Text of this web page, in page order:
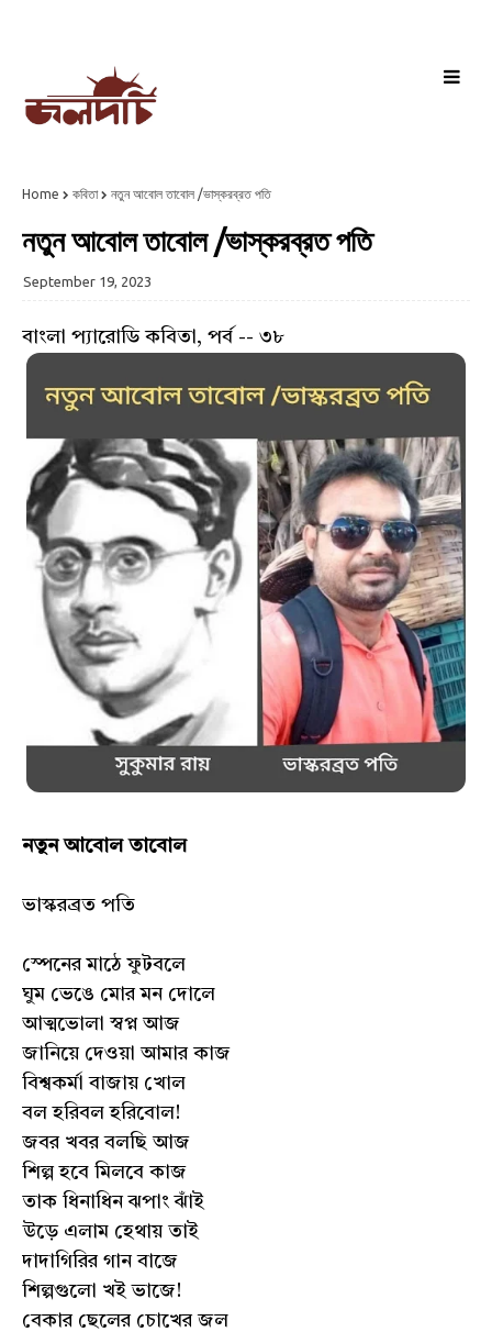
Home কবিতা নতুন আবোল তাবোল /ভাস্করব্রত পতি
নতুন আবোল তাবোল /ভাস্করব্রত পতি
September 19, 2023
বাংলা প্যারোডি কবিতা, পর্ব -- ৩৮
নতুন আবোল তাবোল
ভাস্করব্রত পতি
স্পেনের মাঠে ফুটবলে
ঘুম ভেঙে মোর মন দোলে
আত্মভোলা স্বপ্ন আজ
জানিয়ে দেওয়া আমার কাজ
বিশ্বকর্মা বাজায় খোল
বল হরিবল হরিবোল!
জবর খবর বলছি আজ
শিল্প হবে মিলবে কাজ
তাক ধিনাধিন ঝপাং ঝাঁই
উড়ে এলাম হেথায় তাই
দাদাগিরির গান বাজে
শিল্পগুলো খই ভাজে!
বেকার ছেলের চোখের জল